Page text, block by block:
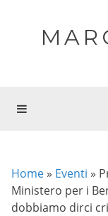
Home » Eventi »
Ministero per i
dobbiamo dirci